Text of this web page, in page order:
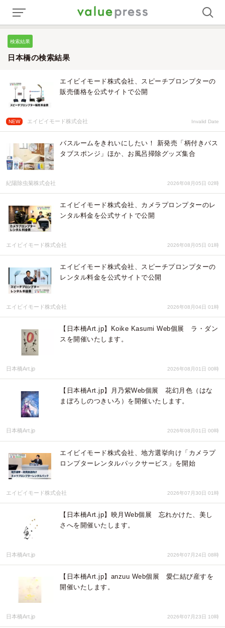
検索結果
日本橋の検索結果
エイビイモード株式会社、スピーチプロンプターの
販売価格を公式サイトで公開
NEW エイビイモード株式会社 Invalid Date
バスルームをきれいにしたい！ 新発売「柄付きバス
タブスポンジ」ほか、お風呂掃除グッズ集合
紀陽除虫菊株式会社 2026年08月05日 02時
エイビイモード株式会社、カメラプロンプターのレ
ンタル料金を公式サイトで公開
エイビイモード株式会社 2026年08月05日 01時
エイビイモード株式会社、スピーチプロンプターの
レンタル料金を公式サイトで公開
エイビイモード株式会社 2026年08月04日 01時
【日本橋Art.jp】Koike Kasumi Web個展 ラ・ダン
スを開催いたします。
日本橋Art.jp 2026年08月01日 00時
【日本橋Art.jp】月乃紫Web個展 花幻月色（はな
まぼろしのつきいろ）を開催いたします。
日本橋Art.jp 2026年08月01日 00時
エイビイモード株式会社、地方選挙向け「カメラプ
ロンプターレンタルパックサービス」を開始
エイビイモード株式会社 2026年07月30日 01時
【日本橋Art.jp】映月Web個展 忘れかけた、美し
さへを開催いたします。
日本橋Art.jp 2026年07月24日 08時
【日本橋Art.jp】anzuu Web個展 愛仁結び産すを
開催いたします。
日本橋Art.jp 2026年07月23日 10時